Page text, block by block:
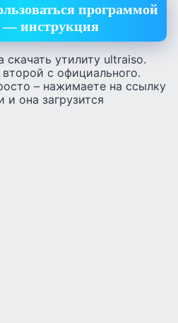
программой
— инструкция
скачать утилиту ultraiso.
с официального.
– нажимаете на ссылку
и она загрузится